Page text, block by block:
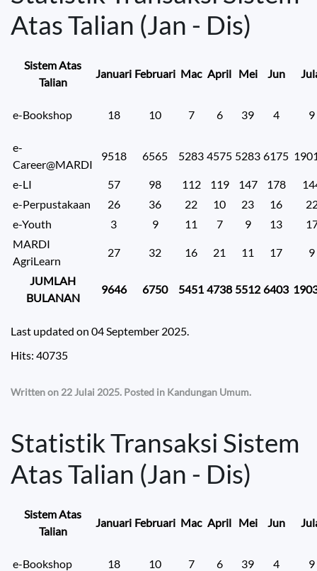
Atas Talian (Jan - Dis)
Sistem Atas
Talian
Januari Februari Mac April Mei Jun
e-Bookshop 18 10 7 6 39 4 9
e-
Career@MARDI
9518 6565 5283 4575 5283 6175
e-LI 57 98 112 119 147 178
e-Perpustakaan
26 36 22 10 23 16
e-Youth
3 9 11 7 9 13
MARDI
AgriLearn
27 32 16 21 11 17 9
JUMLAH
BULANAN
9646 6750 5451 4738 5512 6403
Last updated on 04 September 2025.
Hits: 40735
Written on 22 Julai 2025. Posted in Kandungan Umum.
Statistik Transaksi Sistem
Atas Talian (Jan - Dis)
Sistem Atas
Talian
Januari Februari Mac April Mei Jun
e-Bookshop 18 10 7 6 39 4 9